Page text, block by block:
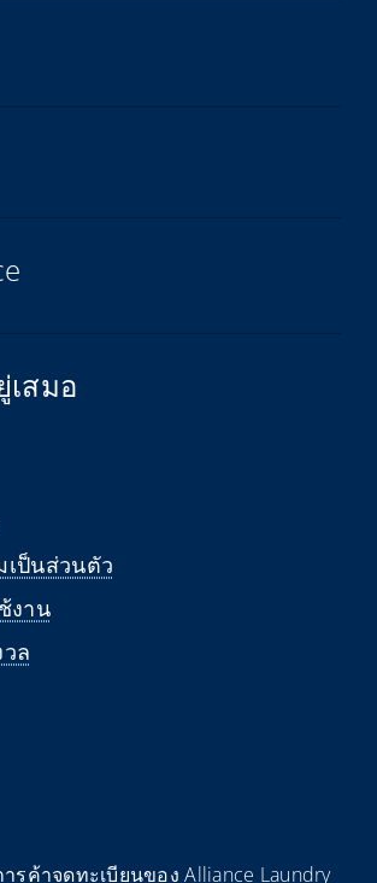
เสมอ
ป็นส่วนตัว
งาน
ล
รค้าจดทะเบียนของ Alliance Laundry